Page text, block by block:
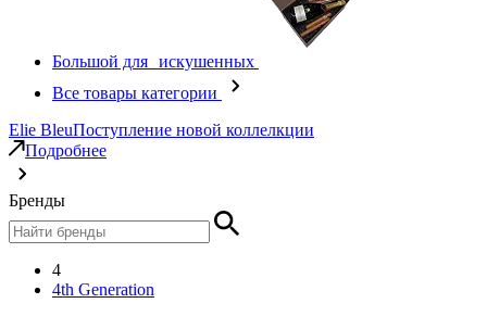
Большой для искушенных
Все товары категории
Elie BleuПоступление новой коллелкции
Подробнее
Бренды
4
4th Generation